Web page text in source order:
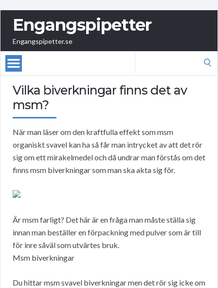
Engangspipetter
Engangspipetter.se
Vilka biverkningar finns det av
msm?
När man läser om den kraftfulla effekt som msm
organiskt svavel kan ha så får man intrycket av att det rör
sig om ett mirakelmedel och då undrar man förstås om det
finns msm biverkningar som man ska akta sig för.
Är msm farligt? Det här är en fråga man måste ställa sig
innan man beställer en förpackning med pulver som är till
för inre såväl som utvärtes bruk.
Msm biverkningar
Du hittar msm svavel biverkningar men det rör sig icke om